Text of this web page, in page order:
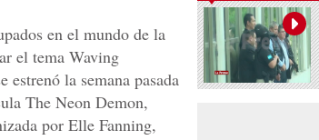
en el mundo de la
el tema Waving
la semana pasada
The Neon Demon,
por Elle Fanning,